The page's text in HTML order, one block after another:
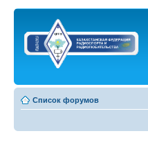
Список форумов